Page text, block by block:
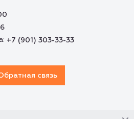
+7 (901) 303-33-33
связь